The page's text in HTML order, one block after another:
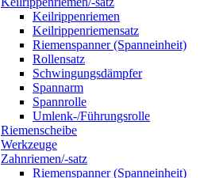
Keilrippenriemen
Keilrippenriemensatz
Riemenspanner (Spanneinheit)
Rollensatz
Schwingungsdämpfer
Spannarm
Spannrolle
Umlenk-/Führungsrolle
Riemenscheibe
Werkzeuge
Zahnriemen/-satz
Riemenspanner (Spanneinheit)